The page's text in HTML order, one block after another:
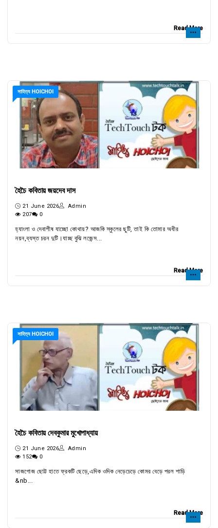
Read More
সাহিত্য HOICHOI
হৈচৈ কবিতায় জয়দেব দাস
21 June 2026
Admin
207
0
হ্যাংলা ও দেবাশীষ যাচ্ছো কোথায়? আজকি স্কুলের ছুটি, তাই কি তোমার অধীর
নয়ন,ব্যস্ত চরন দুটি।যাচ্ছ বুঝি লজেন্স...
Read More
সাহিত্য HOICHOI
হৈচৈ কবিতায় দেবকুমার মুখোপাধ্যায়
21 June 2026
Admin
152
0
সাজগোজ ছোট্ট হাতে ফ্রকটি ছেড়ে,এদিক ওদিক নেড়েচেড়ে কোমর বেড়ে পরল শাড়ি
&nb...
Read More